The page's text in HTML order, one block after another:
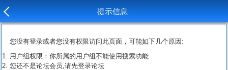
提示信息
您没有登录或者您没有权限访问此页面，可能如下几个原因:
用户组权限：你所属的用户组不能使用搜索功能
您还不是论坛会员,请先登录论坛